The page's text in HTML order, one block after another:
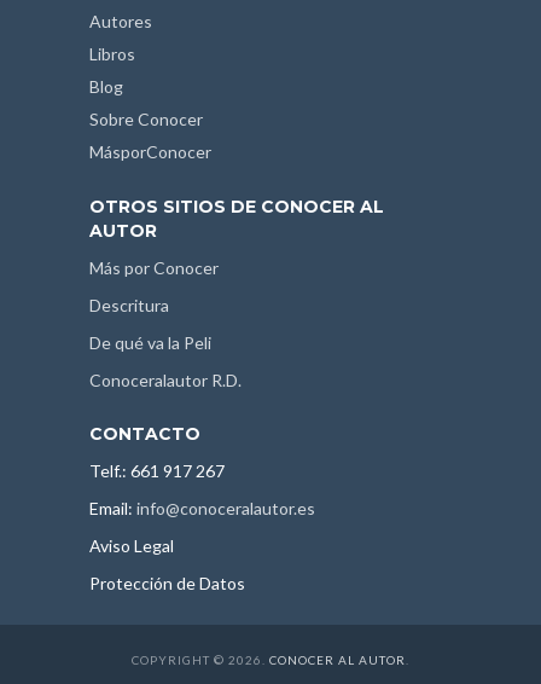
Autores
Libros
Blog
Sobre Conocer
MásporConocer
OTROS SITIOS DE CONOCER AL
AUTOR
Más por Conocer
Descritura
De qué va la Peli
Conoceralautor R.D.
CONTACTO
Telf.: 661 917 267
Email: info@conoceralautor.es
Aviso Legal
Protección de Datos
COPYRIGHT © 2026. CONOCER AL AUTOR